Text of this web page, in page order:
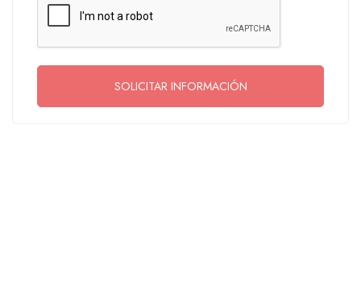
SOLICITAR INFORMACIÓN